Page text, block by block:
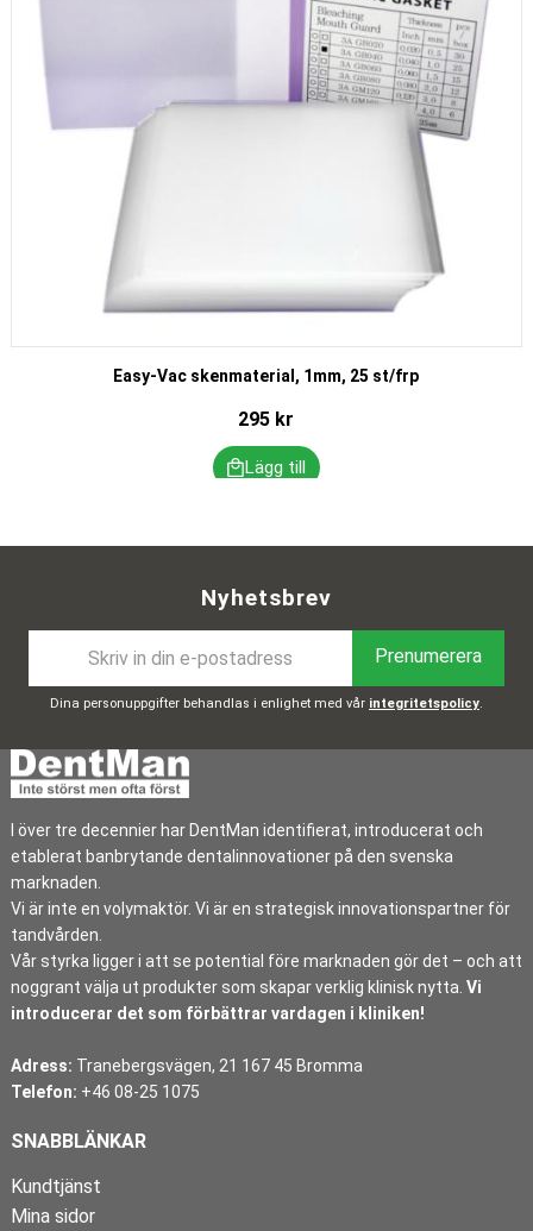
Easy-Vac skenmaterial, 1mm, 25 st/frp
295 kr
Nyhetsbrev
Prenumerera
Dina personuppgifter behandlas i enlighet med vår integritetspolicy
I över tre decennier har DentMan identifierat, introducerat och
etablerat banbrytande dentalinnovationer på den svenska
marknaden.
Vi är inte en volymaktör. Vi är en strategisk innovationspartner för
tandvården.
Vår styrka ligger i att se potential före marknaden gör det – och att
noggrant välja ut produkter som skapar verklig klinisk nytta. Vi
introducerar det som förbättrar vardagen i kliniken!
Adress: Tranebergsvägen, 21 167 45 Bromma
Telefon: +46 08-25 1075
SNABBLÄNKAR
Kundtjänst
Mina sidor